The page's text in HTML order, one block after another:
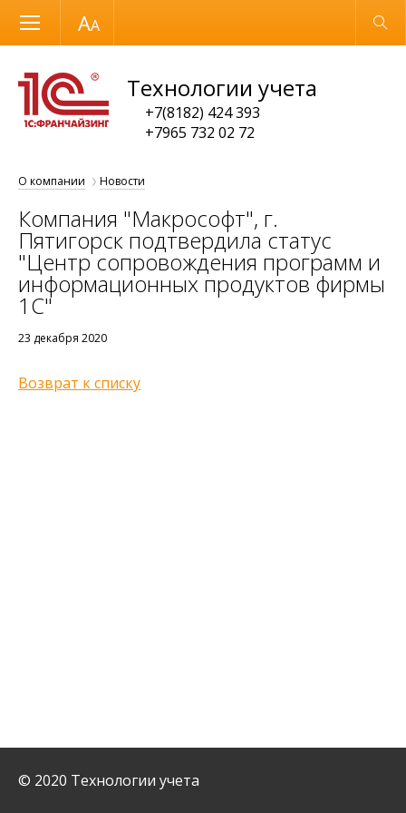
Размер шрифта Обычная версия
Технологии учета
+7(8182) 424 393
+7965 732 02 72
О компании Новости
Компания "Макрософт", г.
Пятигорск подтвердила статус
"Центр сопровождения программ и
информационных продуктов фирмы
1С"
23 декабря 2020
Возврат к списку
© 2020 Технологии учета